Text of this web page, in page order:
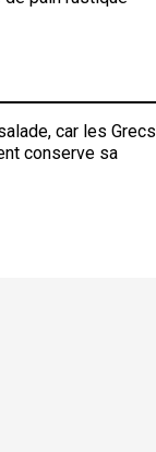
car les Grecs
conserve sa